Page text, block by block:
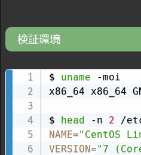
検証環境
$ uname -moi
x86_64 x86_64
$ head -n 2
NAME="CentOS
VERSION="7